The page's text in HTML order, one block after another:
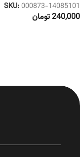
SKU:000873-14085101
240,000تومان